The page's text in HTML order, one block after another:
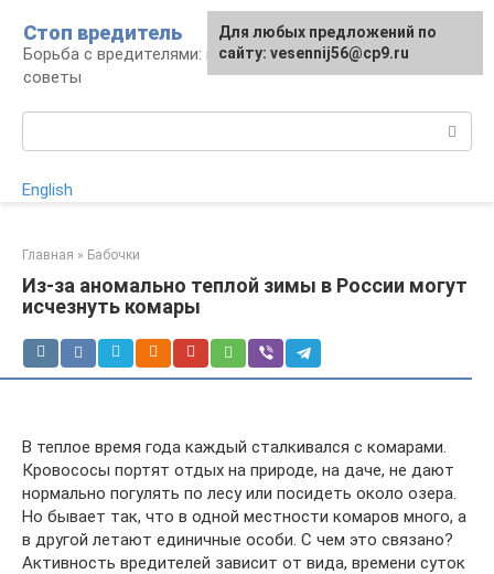
контенту
Стоп вредитель
Борьба с вредителями: правила, средства,
советы
English
Главная » Бабочки
Из-за аномально теплой зимы в России могут
исчезнуть комары
В теплое время года каждый сталкивался с комарами.
Кровососы портят отдых на природе, на даче, не дают
нормально погулять по лесу или посидеть около озера.
Но бывает так, что в одной местности комаров много, а
в другой летают единичные особи. С чем это связано?
Активность вредителей зависит от вида, времени суток
Для любых предложений по
сайту: vesennij56@cp9.ru